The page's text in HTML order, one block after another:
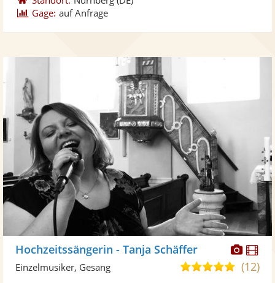
Gage: auf Anfrage
Hochzeitssängerin - Tanja Schäffer
5,0(12)
Einzelmusiker, Gesang